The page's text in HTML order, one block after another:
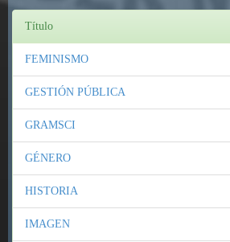
Título
FEMINISMO
GESTIÓN PÚBLICA
GRAMSCI
GÉNERO
HISTORIA
IMAGEN